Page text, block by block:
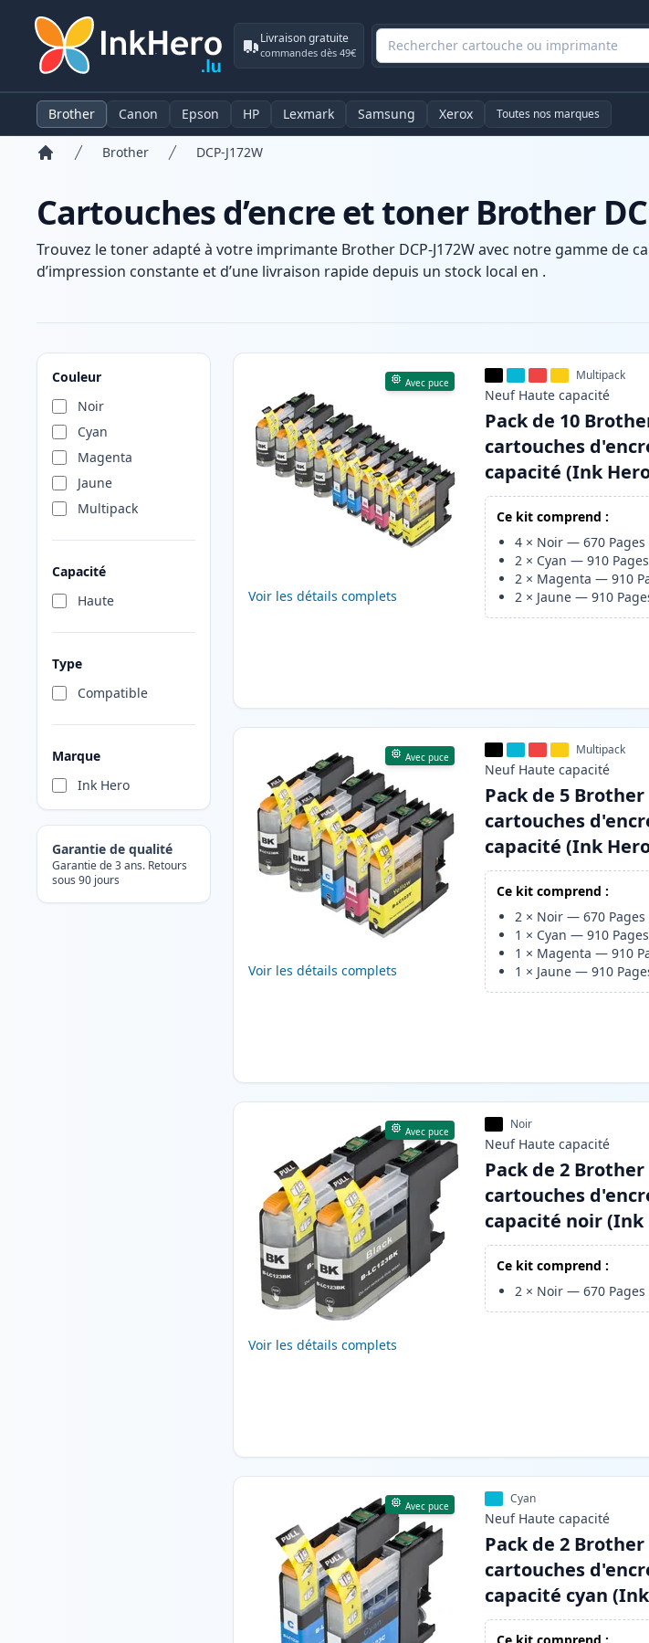
Livraison gratuite
commandes dès 49€
Brother Canon Epson HP Lexmark Samsung Xerox Toutes nos marques
Brother DCP-J172W
Cartouches d’encre et toner Brother
Trouvez le toner adapté à votre imprimante Brother DCP-J172W avec notre gamme de
d’impression constante et d’une livraison rapide depuis un stock local en .
Couleur
Noir
Cyan
Magenta
Jaune
Multipack
Capacité
Haute
Type
Compatible
Marque
Ink Hero
Garantie de qualité
Garantie de 3 ans. Retours
sous 90 jours
Produits
Avec puce
Voir les détails complets
Multipack
Neuf Haute capacité
Pack de 10
cartouches
capacité (Ink
Ce kit comprend :
4 × Noir —670 Pages
2 × Cyan —910 Pages
2 × Magenta —910
2 × Jaune —910
Avec puce
Voir les détails complets
Multipack
Neuf Haute capacité
Pack de 5 Brother
cartouches
capacité (Ink
Ce kit comprend :
2 × Noir —670 Pages
1 × Cyan —910 Pages
1 × Magenta —910
1 × Jaune —910
Avec puce
Voir les détails complets
Noir
Neuf Haute capacité
Pack de 2 Brother
cartouches
capacité noir (Ink
Ce kit comprend :
2 × Noir —670 Pages
Avec puce Cyan
Neuf Haute capacité
Pack de 2 Brother
cartouches
capacité cyan